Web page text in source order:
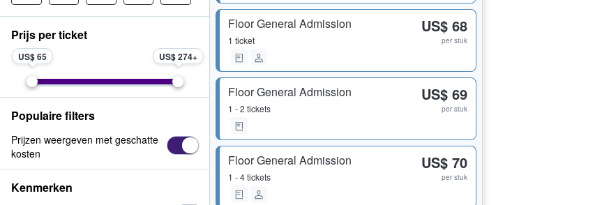
Floor General Admission
1 ticket
US$ 68
per stuk
Floor General Admission
1 - 2 tickets
US$ 69
per stuk
Floor General Admission
1 - 4 tickets
US$ 70
per stuk
Prijs per ticket
US$ 65 US$ 274
Populaire filters
Prijzen weergeven met geschatte
kosten
Kenmerken